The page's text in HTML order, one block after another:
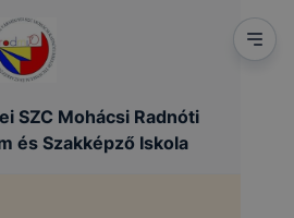
SZC Mohácsi Radnóti
és Szakképző Iskola